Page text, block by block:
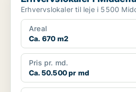
Erhvervslokaler til leje i 5500
Areal
Ca. 670 m2
Pris pr. md.
Ca. 50.500 pr md